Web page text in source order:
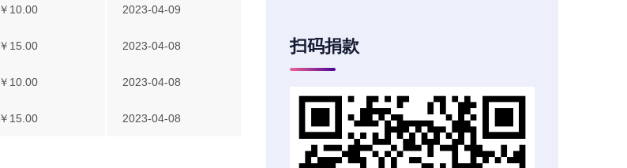
￥10.00 2023-04-09
￥15.00 2023-04-08
￥10.00 2023-04-08
￥15.00 2023-04-08
扫码捐款